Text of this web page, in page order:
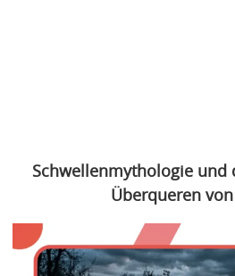
Schwellenmythologie und
Überqueren